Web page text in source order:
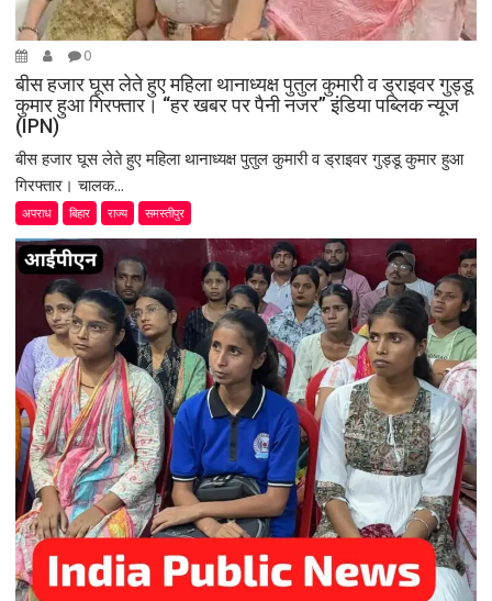
0
बीस हजार घूस लेते हुए महिला थानाध्यक्ष पुतुल कुमारी व ड्राइवर गुड्डू
कुमार हुआ गिरफ्तार। “हर खबर पर पैनी नजर” इंडिया पब्लिक न्यूज
(IPN)
बीस हजार घूस लेते हुए महिला थानाध्यक्ष पुतुल कुमारी व ड्राइवर गुड्डू कुमार हुआ
गिरफ्तार। चालक...
अपराध बिहार राज्य समस्तीपुर